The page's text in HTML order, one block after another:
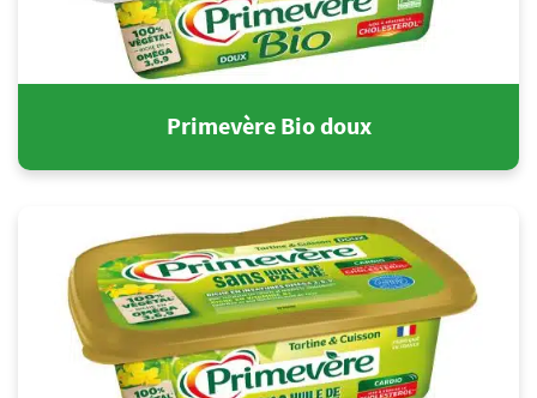
Primevère Bio doux